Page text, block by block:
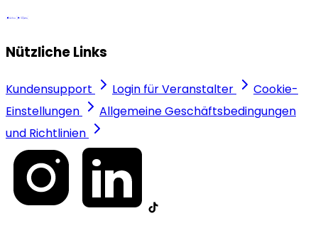
Nützliche Links
Kundensupport Login für Veranstalter
Cookie-
Einstellungen
Allgemeine Geschäftsbedingungen
und Richtlinien